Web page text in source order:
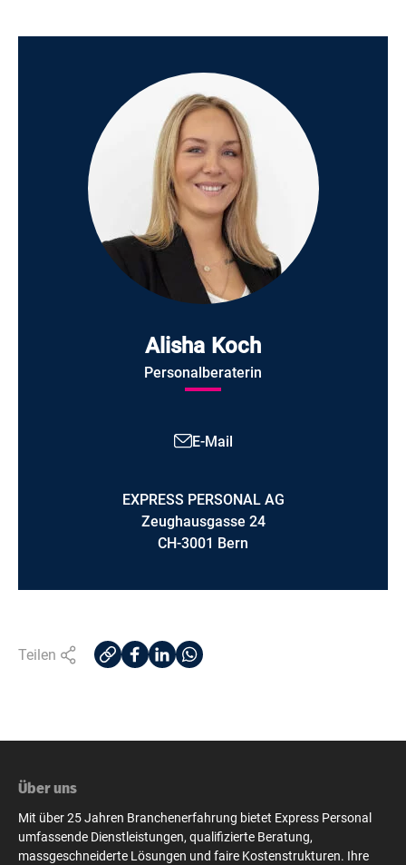
Alisha Koch
Personalberaterin
E-Mail
EXPRESS PERSONAL AG
Zeughausgasse 24
CH-3001 Bern
Teilen
Über uns
Mit über 25 Jahren Branchenerfahrung bietet Express Personal
umfassende Dienstleistungen, qualifizierte Beratung,
massgeschneiderte Lösungen und faire Kostenstrukturen. Ihre